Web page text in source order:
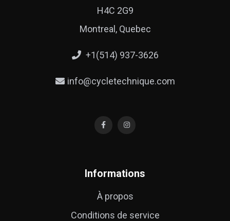
H4C 2G9
Montreal, Quebec
+1(514) 937-3626
info@cycletechnique.com
Informations
À propos
Conditions de service